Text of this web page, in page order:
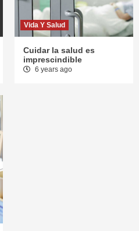
Vida Y Salud
Cuidar la salud es
imprescindible
6 years ago